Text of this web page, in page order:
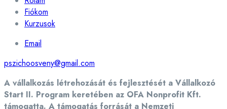
Fiókom
Kurzusok
Email
pszichoosveny@gmail.com
A vállalkozás létrehozását és fejlesztését a Vállalkozó
Start II. Program keretében az OFA Nonprofit Kft.
támogatta. A támogatás forrását a Nemzeti